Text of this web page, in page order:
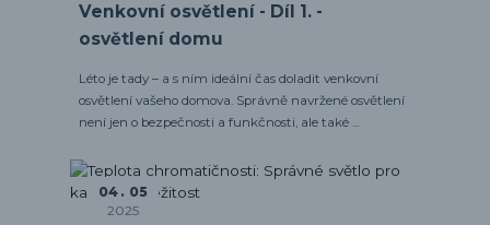
Venkovní osvětlení - Díl 1. -
osvětlení domu
Léto je tady – a s ním ideální čas doladit venkovní
osvětlení vašeho domova. Správně navržené osvětlení
není jen o bezpečnosti a funkčnosti, ale také ...
04
05
2025